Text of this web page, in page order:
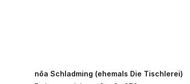
nōa Schladming (ehemals Die Tischlerei)